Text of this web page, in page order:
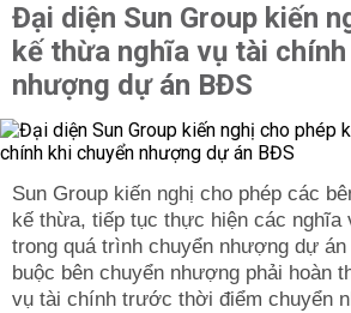
Đại diện Sun Group kiến
kế thừa nghĩa vụ tài
nhượng dự án BĐS
Sun Group kiến nghị cho phép các
kế thừa, tiếp tục thực hiện các nghĩa
trong quá trình chuyển nhượng dự
buộc bên chuyển nhượng phải hoàn
vụ tài chính trước thời điểm chuyển